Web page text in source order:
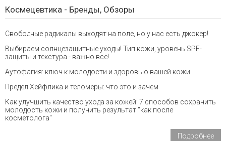
Космецевтика - Бренды, Обзоры
Свободные радикалы выходят на поле, но у нас есть джокер!
Выбираем солнцезащитные уходы! Тип кожи, уровень SPF-
защиты и текстура - важно все!
Аутофагия: ключ к молодости и здоровью вашей кожи
Предел Хейфлика и теломеры: что это и зачем
Как улучшить качество ухода за кожей: 7 способов сохранить
молодость кожи и получить результат "как после
косметолога"
Подробнее